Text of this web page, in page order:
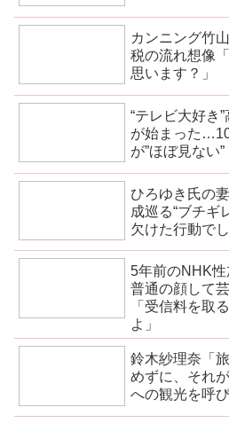
カンニング竹
税の流れ想像
思います？」
“テレビ大好き
が始まった
が”ほぼ見ない”
ひろゆき氏の
成巡る“ブチギ
欠けた行動で
5年前のNHK
普通の顔して
「受信料を取
よ」
鈴木紗理奈「
めずに、それ
への観光を呼